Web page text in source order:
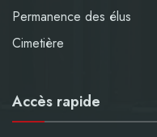
Permanence des élus
Cimetière
Accès rapide